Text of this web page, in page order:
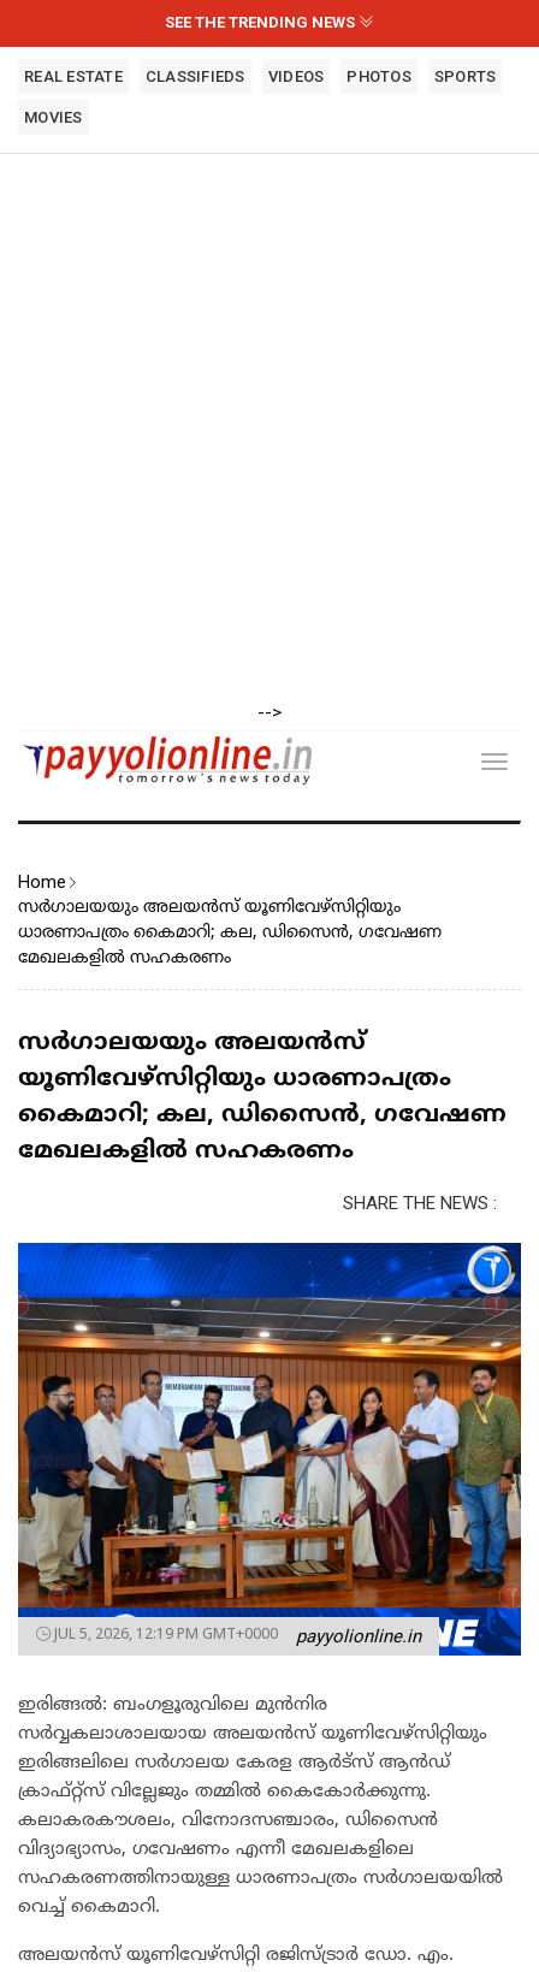
SEE THE TRENDING NEWS
REAL ESTATE CLASSIFIEDS VIDEOS PHOTOS SPORTS
MOVIES
-->
Home
സർഗാലയയും അലയൻസ് യൂണിവേഴ്‌സിറ്റിയും
ധാരണാപത്രം കൈമാറി; കല, ഡിസൈൻ, ഗവേഷണ
മേഖലകളിൽ സഹകരണം
സർഗാലയയും അലയൻസ്
യൂണിവേഴ്‌സിറ്റിയും ധാരണാപത്രം
കൈമാറി; കല, ഡിസൈൻ, ഗവേഷണ
മേഖലകളിൽ സഹകരണം
SHARE THE NEWS :
JUL 5, 2026, 12:19 PM GMT+0000 payyolionline.in
ഇരിങ്ങൽ: ബംഗളൂരുവിലെ മുൻനിര
സർവ്വകലാശാലയായ അലയൻസ് യൂണിവേഴ്സിറ്റിയും
ഇരിങ്ങലിലെ സർഗാലയ കേരള ആർട്സ് ആൻഡ്
ക്രാഫ്റ്റ്സ് വില്ലേജും തമ്മിൽ കൈകോർക്കുന്നു.
കലാകരകൗശലം, വിനോദസഞ്ചാരം, ഡിസൈൻ
വിദ്യാഭ്യാസം, ഗവേഷണം എന്നീ മേഖലകളിലെ
സഹകരണത്തിനായുള്ള ധാരണാപത്രം സർഗാലയയിൽ
വെച്ച് കൈമാറി.
അലയൻസ് യൂണിവേഴ്സിറ്റി രജിസ്ട്രാർ ഡോ. എം.